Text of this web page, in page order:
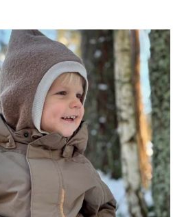
Hinnavahemik:
32,00 €
kuni
35,00 €